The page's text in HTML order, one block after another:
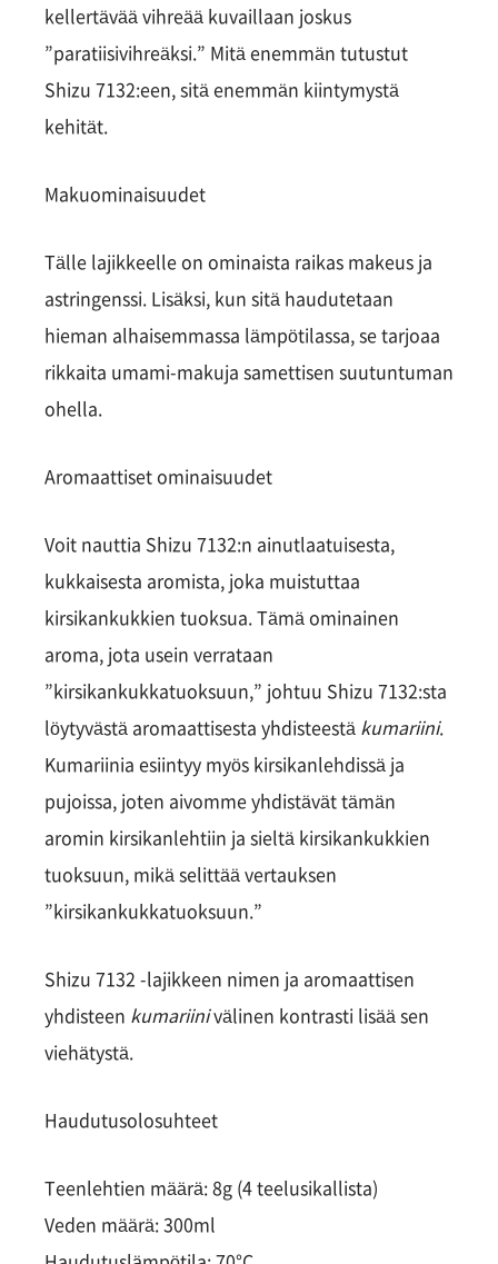
kellertävää vihreää kuvaillaan joskus
”paratiisivihreäksi.” Mitä enemmän tutustut
Shizu 7132:een, sitä enemmän kiintymystä
kehität.
Makuominaisuudet
Tälle lajikkeelle on ominaista raikas makeus ja
astringenssi. Lisäksi, kun sitä haudutetaan
hieman alhaisemmassa lämpötilassa, se tarjoaa
rikkaita umami-makuja samettisen suutuntuman
ohella.
Aromaattiset ominaisuudet
Voit nauttia Shizu 7132:n ainutlaatuisesta,
kukkaisesta aromista, joka muistuttaa
kirsikankukkien tuoksua. Tämä ominainen
aroma, jota usein verrataan
”kirsikankukkatuoksuun,” johtuu Shizu 7132:sta
löytyvästä aromaattisesta yhdisteestä kumariini.
Kumariinia esiintyy myös kirsikanlehdissä ja
pujoissa, joten aivomme yhdistävät tämän
aromin kirsikanlehtiin ja sieltä kirsikankukkien
tuoksuun, mikä selittää vertauksen
”kirsikankukkatuoksuun.”
Shizu 7132 -lajikkeen nimen ja aromaattisen
yhdisteen kumariinivälinen kontrasti lisää sen
viehätystä.
Haudutusolosuhteet
Teenlehtien määrä: 8g (4 teelusikallista)
Veden määrä: 300ml